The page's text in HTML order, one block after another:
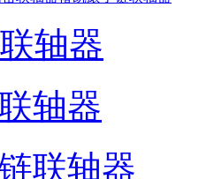
轴器
轴器
联轴器